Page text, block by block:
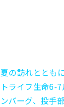
夏の訪れととも
トライフ生命6-
ンバーグ、投手